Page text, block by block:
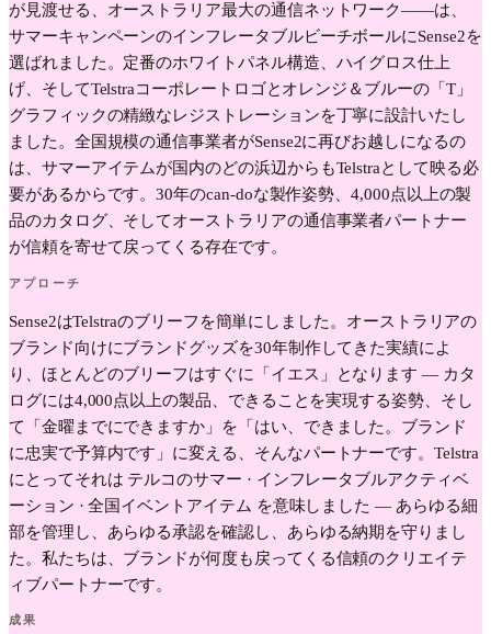
が見渡せる、オーストラリア最大の通信ネットワーク——は、
サマーキャンペーンのインフレータブルビーチボールにSense2を
選ばれました。定番のホワイトパネル構造、ハイグロス仕上
げ、そしてTelstraコーポレートロゴとオレンジ＆ブルーの「T」
グラフィックの精緻なレジストレーションを丁寧に設計いたし
ました。全国規模の通信事業者がSense2に再びお越しになるの
は、サマーアイテムが国内のどの浜辺からもTelstraとして映る必
要があるからです。30年のcan-doな製作姿勢、4,000点以上の製
品のカタログ、そしてオーストラリアの通信事業者パートナー
が信頼を寄せて戻ってくる存在です。
アプローチ
Sense2はTelstraのブリーフを簡単にしました。オーストラリアの
ブランド向けにブランドグッズを30年制作してきた実績によ
り、ほとんどのブリーフはすぐに「イエス」となります — カタ
ログには4,000点以上の製品、できることを実現する姿勢、そし
て「金曜までにできますか」を「はい、できました。ブランド
に忠実で予算内です」に変える、そんなパートナーです。Telstra
にとってそれは テルコのサマー · インフレータブルアクティベ
ーション · 全国イベントアイテム を意味しました — あらゆる細
部を管理し、あらゆる承認を確認し、あらゆる納期を守りまし
た。私たちは、ブランドが何度も戻ってくる信頼のクリエイテ
ィブパートナーです。
成果